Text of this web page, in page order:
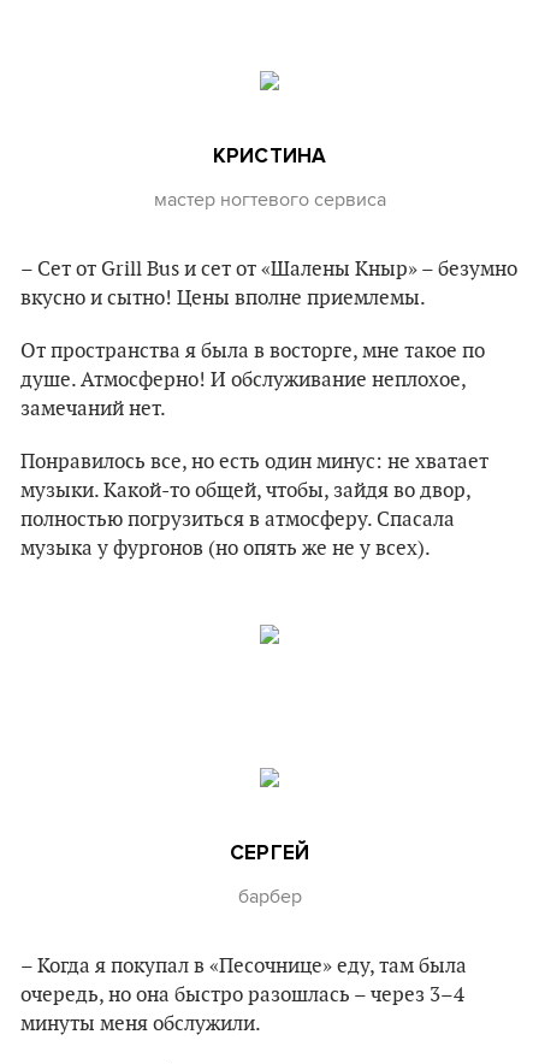
КРИСТИНА
мастер ногтевого сервиса
– Сет от Grill Bus и сет от «Шалены Кныр» – безумно
вкусно и сытно! Цены вполне приемлемы.
От пространства я была в восторге, мне такое по
душе. Атмосферно! И обслуживание неплохое,
замечаний нет.
Понравилось все, но есть один минус: не хватает
музыки. Какой-то общей, чтобы, зайдя во двор,
полностью погрузиться в атмосферу. Спасала
музыка у фургонов (но опять же не у всех).
СЕРГЕЙ
барбер
– Когда я покупал в «Песочнице» еду, там была
очередь, но она быстро разошлась – через 3–4
минуты меня обслужили.